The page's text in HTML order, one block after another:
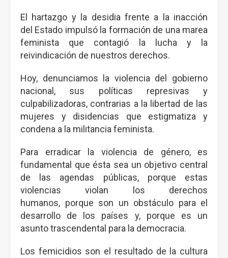
El hartazgo y la desidia frente a la inacción
del Estado impulsó la formación de una marea
feminista que contagió la lucha y la
reivindicación de nuestros derechos.
Hoy, denunciamos la violencia del gobierno
nacional, sus políticas represivas y
culpabilizadoras, contrarias a la libertad de las
mujeres y disidencias que estigmatiza y
condena a la militancia feminista.
Para erradicar la violencia de género, es
fundamental que ésta sea un objetivo central
de las agendas públicas, porque estas
violencias violan los derechos
humanos, porque son un obstáculo para el
desarrollo de los países y, porque es un
asunto trascendental para la democracia.
Los femicidios son el resultado de la cultura